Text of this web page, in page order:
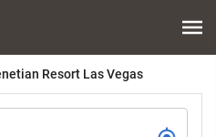
Resort Las Vegas